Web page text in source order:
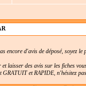
encore d'avis de déposé, soyez
laisser des avis sur les fiches
GRATUIT et RAPIDE, n'hésitez